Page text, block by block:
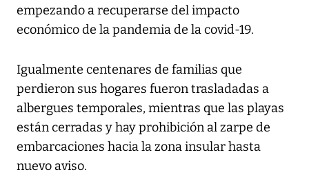
empezando a recuperarse del impacto
económico de la pandemia de la covid-19.
Igualmente centenares de familias que
perdieron sus hogares fueron trasladadas a
albergues temporales, mientras que las playas
están cerradas y hay prohibición al zarpe de
embarcaciones hacia la zona insular hasta
nuevo aviso.